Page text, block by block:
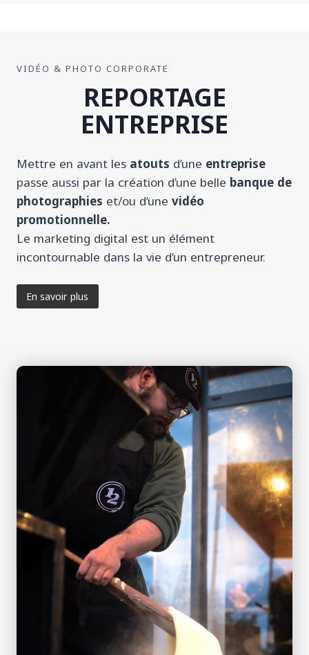
VIDÉO & PHOTO CORPORATE
REPORTAGE
ENTREPRISE
Mettre en avant les atouts d’une entreprise
passe aussi par la création d’une belle banque de
photographies et/ou d’une vidéo
promotionnelle.
Le marketing digital est un élément
incontournable dans la vie d’un entrepreneur.
En savoir plus